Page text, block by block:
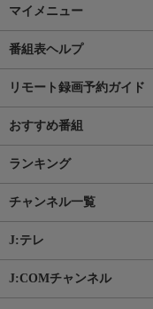
マイメニュー
番組表ヘルプ
リモート録画予約ガイド
おすすめ番組
ランキング
チャンネル一覧
J:テレ
J:COMチャンネル